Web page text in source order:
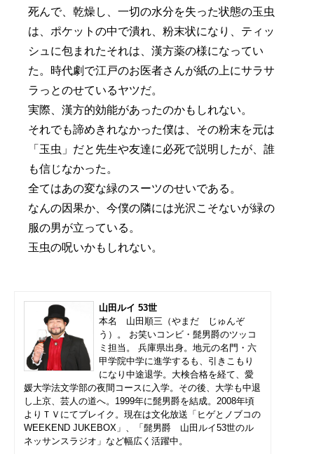
死んで、乾燥し、一切の水分を失った状態の玉虫
は、ポケットの中で潰れ、粉末状になり、ティッ
シュに包まれたそれは、漢方薬の様になってい
た。時代劇で江戸のお医者さんが紙の上にサラサ
ラっとのせているヤツだ。
実際、漢方的効能があったのかもしれない。
それでも諦めきれなかった僕は、その粉末を元は
「玉虫」だと先生や友達に必死で説明したが、誰
も信じなかった。
全てはあの変な緑のスーツのせいである。
なんの因果か、今僕の隣には光沢こそないが緑の
服の男が立っている。
玉虫の呪いかもしれない。
山田ルイ 53世
本名 山田順三（やまだ じゅんぞ
う）。 お笑いコンビ・髭男爵のツッコ
ミ担当。 兵庫県出身。地元の名門・六
甲学院中学に進学するも、引きこもり
になり中途退学。大検合格を経て、愛
媛大学法文学部の夜間コースに入学。その後、大学も中退
し上京、芸人の道へ。1999年に髭男爵を結成。2008年頃
よりＴＶにてブレイク。現在は文化放送「ヒゲとノブコの
WEEKEND JUKEBOX」、「髭男爵 山田ルイ53世のル
ネッサンスラジオ」など幅広く活躍中。